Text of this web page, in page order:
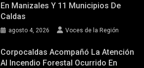
En Manizales Y 11 Municipios De
Caldas
agosto 4, 2026 Voces de la Región
Corpocaldas Acompañó La Atención
Al Incendio Forestal Ocurrido En